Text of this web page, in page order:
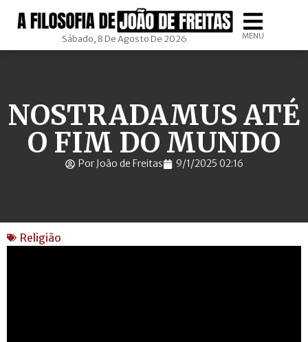
Sábado, 8 De Agosto De 2026 MENU
NOSTRADAMUS ATÉ
O FIM DO MUNDO
Por João de Freitas 9/1/2025 02:16
Religião